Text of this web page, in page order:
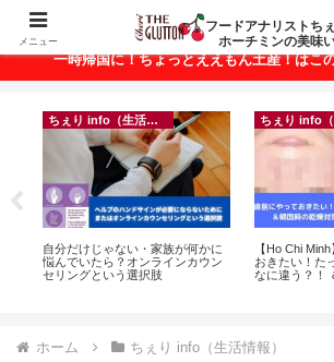
ベトナム・ホーチミンの美味いもんが
一時帰国に！ちょっとええもん土産！はこ
ちぇり info（生活情報）
自分だけじゃない・家族が何かに
悩んでいたら？オンラインカウン
セリングという選択肢
【Ho Chi
おきたい！た
なに違う？！ ＆帰国時の乾燥対策
ホーム ちぇり info（生活情報）
メニュー
フードアナリストち
ホーチミンの美味